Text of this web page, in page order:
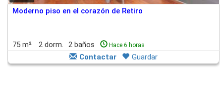
Moderno piso en el corazón de Retiro
75 m² 2 dorm. 2 baños Hace 6 horas
Contactar Guardar